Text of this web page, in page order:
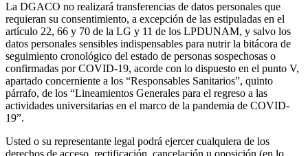
La DGACO no realizará transferencias de datos personales que
requieran su consentimiento, a excepción de las estipuladas en el
artículo 22, 66 y 70 de la LG y 11 de los LPDUNAM, y salvo los
datos personales sensibles indispensables para nutrir la bitácora de
seguimiento cronológico del estado de personas sospechosas o
confirmadas por COVID-19, acorde con lo dispuesto en el punto V,
apartado concerniente a los “Responsables Sanitarios”, quinto
párrafo, de los “Lineamientos Generales para el regreso a las
actividades universitarias en el marco de la pandemia de COVID-
19”.
Usted o su representante legal podrá ejercer cualquiera de los